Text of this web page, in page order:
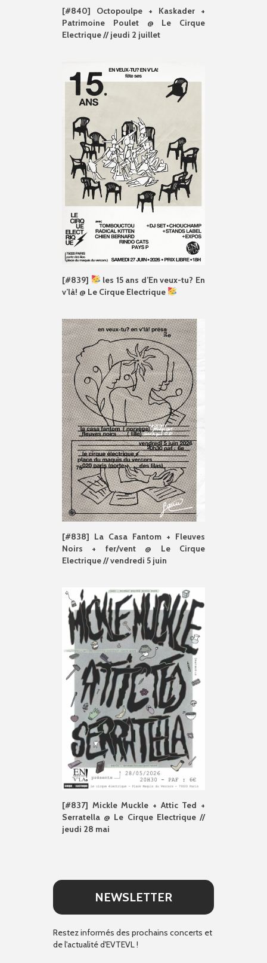
[#840] Octopoulpe + Kaskader +
Patrimoine Poulet @ Le Cirque
Electrique // jeudi 2 juillet
[#839]
les 15 ans d’En veux-tu? En
v’là! @ Le Cirque Electrique
[#838] La Casa Fantom + Fleuves
Noirs + fer/vent @ Le Cirque
Electrique // vendredi 5 juin
[#837] Mickle Muckle + Attic Ted +
Serratella @ Le Cirque Electrique //
jeudi 28 mai
NEWSLETTER
Restez informés des prochains concerts et
de l'actualité d'EVTEVL !